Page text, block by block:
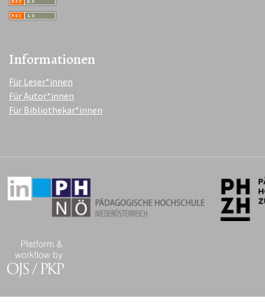
Informationen
Für Leser*innen
Für Autor*innen
Für Bibliothekar*innen